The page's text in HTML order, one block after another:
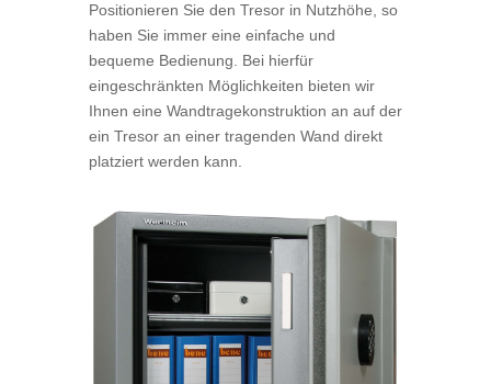
Positionieren Sie den Tresor in Nutzhöhe, so
haben Sie immer eine einfache und
bequeme Bedienung. Bei hierfür
eingeschränkten Möglichkeiten bieten wir
Ihnen eine Wandtragekonstruktion an auf der
ein Tresor an einer tragenden Wand direkt
platziert werden kann.